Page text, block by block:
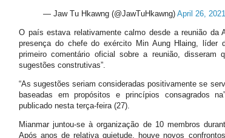
— Jaw Tu Hkawng (@JawTuHkawng) April 26, 2021
O país estava relativamente calmo desde a reunião da
presença do chefe do exército Min Aung Hlaing,
primeiro comentário oficial sobre a reunião, disseram
sugestões construtivas”.
“As sugestões seriam consideradas positivamente se
baseadas em propósitos e princípios consagrados
publicado nesta terça-feira (27).
Mianmar juntou-se à organização de 10 membros
Após anos de relativa quietude, houve novos